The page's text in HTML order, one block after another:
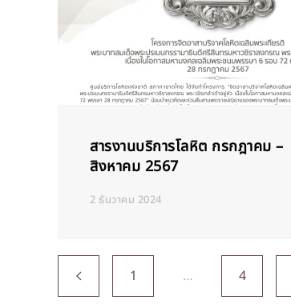
สารงานบริการโลหิต กรกฎาคม –
สิงหาคม 2567
2 ธันวาคม 2024
1 … 4